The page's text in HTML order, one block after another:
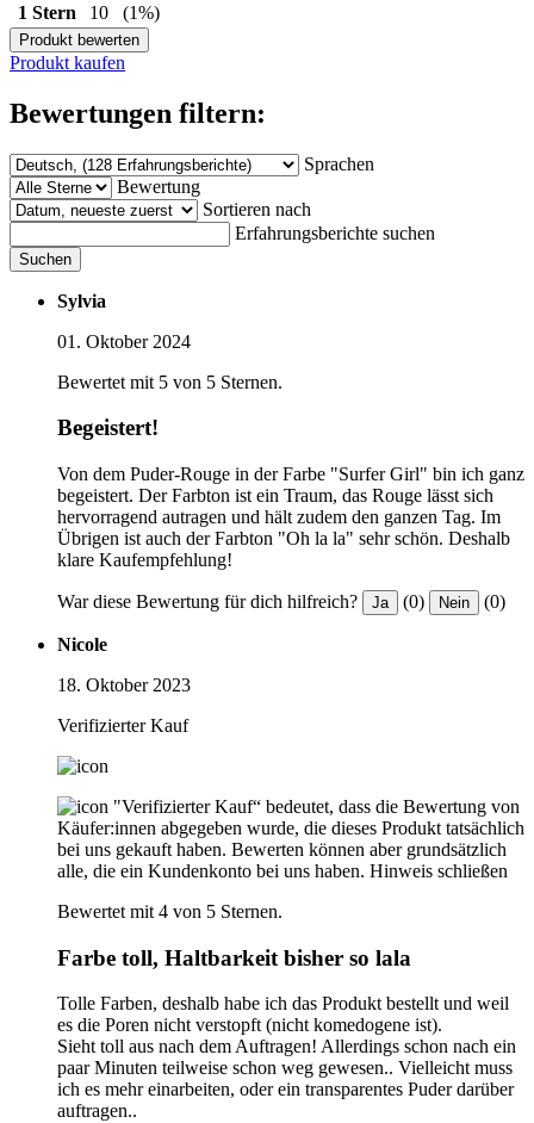
1 Stern
10 (1%)
Produkt bewerten
Produkt kaufen
Bewertungen filtern:
Sprachen
Bewertung
Sortieren nach
Erfahrungsberichte suchen
Suchen
Sylvia
01. Oktober 2024
Bewertet mit 5 von 5 Sternen.
Begeistert!
Von dem Puder-Rouge in der Farbe "Surfer Girl" bin ich ganz
begeistert. Der Farbton ist ein Traum, das Rouge lässt sich
hervorragend autragen und hält zudem den ganzen Tag. Im
Übrigen ist auch der Farbton "Oh la la" sehr schön. Deshalb
klare Kaufempfehlung!
War diese Bewertung für dich hilfreich? Ja (0) Nein (0)
Nicole
18. Oktober 2023
Verifizierter Kauf
"Verifizierter Kauf“ bedeutet, dass die Bewertung von
Käufer:innen abgegeben wurde, die dieses Produkt tatsächlich
bei uns gekauft haben. Bewerten können aber grundsätzlich
alle, die ein Kundenkonto bei uns haben. Hinweis schließen
Bewertet mit 4 von 5 Sternen.
Farbe toll, Haltbarkeit bisher so lala
Tolle Farben, deshalb habe ich das Produkt bestellt und weil
es die Poren nicht verstopft (nicht komedogene ist).
Sieht toll aus nach dem Auftragen! Allerdings schon nach ein
paar Minuten teilweise schon weg gewesen.. Vielleicht muss
ich es mehr einarbeiten, oder ein transparentes Puder darüber
auftragen..